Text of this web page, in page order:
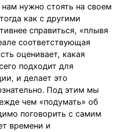
нам нужно стоять на своем
как с другими
справиться, «плывя
соответствующая
оценивает, какая
подходит для
и делает это
Под этим мы
чем «подумать» об
поговорить с самим
времени и